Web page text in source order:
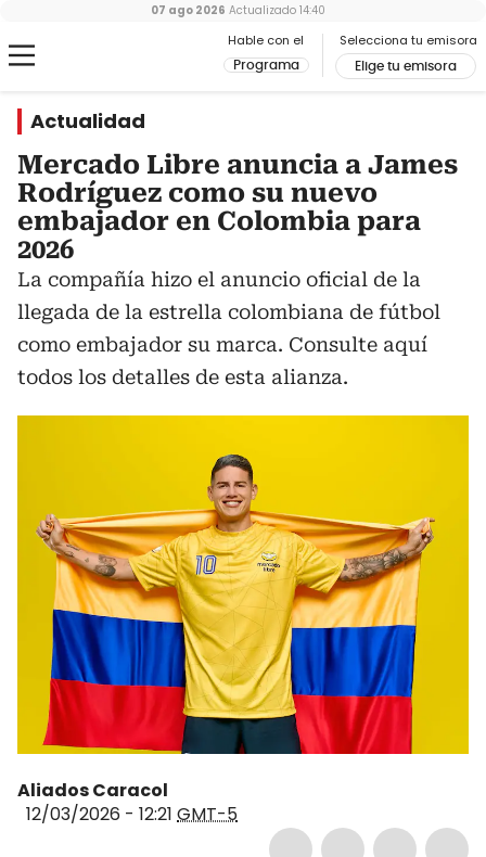
Hable con el
Programa
Selecciona tu emisora
Elige tu emisora
07 ago 2026 Actualizado 14:40
Actualidad
Mercado Libre anuncia a James
Rodríguez como su nuevo
embajador en Colombia para
2026
La compañía hizo el anuncio oficial de la
llegada de la estrella colombiana de fútbol
como embajador su marca. Consulte aquí
todos los detalles de esta alianza.
Aliados Caracol
12/03/2026 - 12:21 GMT-5